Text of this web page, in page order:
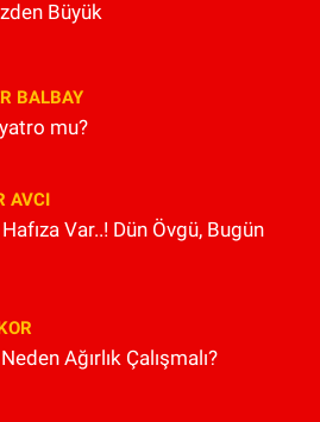
Büyük
BALBAY
mu?
AVCI
Var..! Dün Övgü, Bugün
Ağırlık Çalışmalı?